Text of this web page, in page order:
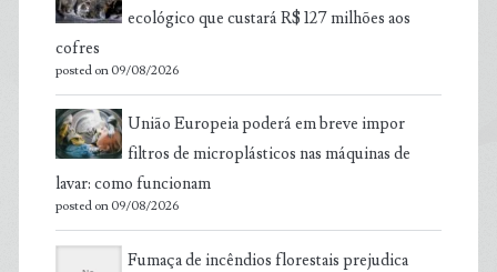
ecológico que custará R$ 127 milhões aos
cofres
posted on 09/08/2026
União Europeia poderá em breve impor
filtros de microplásticos nas máquinas de
lavar: como funcionam
posted on 09/08/2026
Fumaça de incêndios florestais prejudica